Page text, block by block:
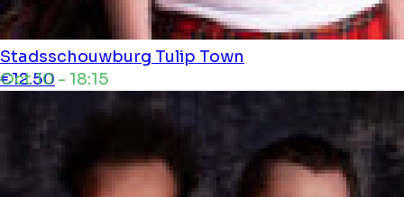
Stadsschouwburg Tulip Town
Oct 10 - 18:15
€12.50